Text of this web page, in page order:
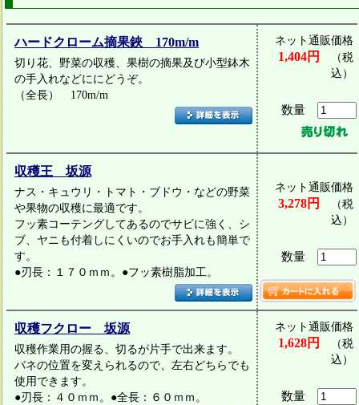
ハードクローム摘果鋏 170m/m
切り花、野菜の収穫、果樹の摘果及び小型鉢木
の手入れなどににどうぞ。
（全長） 170m/m
ネット通販価格
1,404円
（税
込）
数量
収穫王 坂源
ナス・キュウリ・トマト・ブドウ・などの野菜
や果物の収穫に最適です。
フッ素コーテングしてあるのでサビに強く、シ
ブ、ヤニも付着しにくいのでお手入れも簡単で
す。
●刃長：１７０ｍｍ。●フッ素樹脂加工。
ネット通販価格
3,278円
（税
込）
数量
収穫フクロー 坂源
収穫作業用の握る、切るが片手で出来ます。
バネの位置を変えられるので、左右どちらでも
使用できます。
●刃長：４０ｍｍ。●全長：６０ｍｍ。
ネット通販価格
1,628円
（税
込）
数量